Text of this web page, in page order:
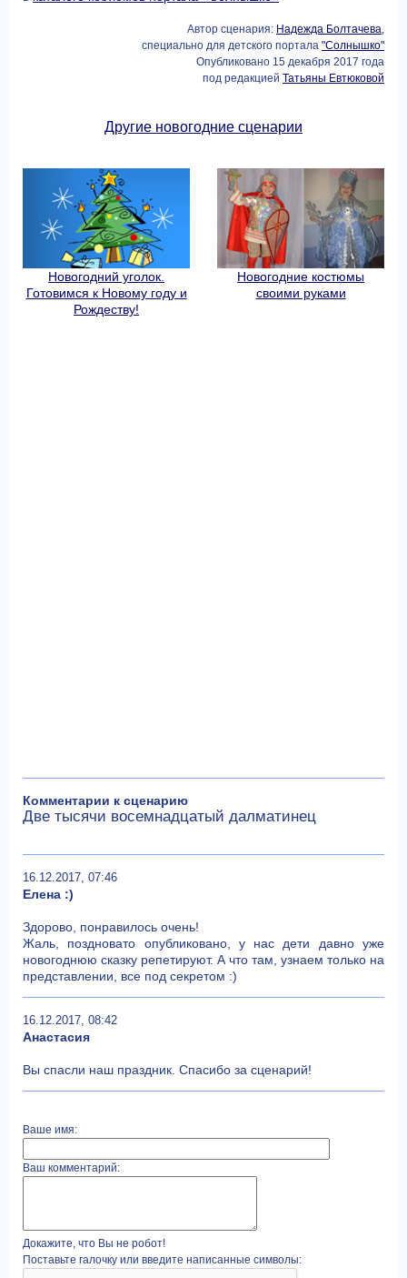
Автор сценария: Надежда Болтачева
специально для детского портала "Солнышко"
Опубликовано 15 декабря 2017 года
под редакцией Татьяны Евтюковой
Другие новогодние сценарии
Новогодний уголок.
Готовимся к Новому году и
Рождеству!
Новогодние костюмы
своими руками
Комментарии к сценарию
Две тысячи восемнадцатый далматинец
16.12.2017, 07:46
Елена :)
Здорово, понравилось очень!
Жаль, поздновато опубликовано, у нас дети давно уже
новогоднюю сказку репетируют. А что там, узнаем только на
представлении, все под секретом :)
16.12.2017, 08:42
Анастасия
Вы спасли наш праздник. Спасибо за сценарий!
Ваше имя:
Ваш комментарий:
Докажите, что Вы не робот!
Поставьте галочку или введите написанные символы: